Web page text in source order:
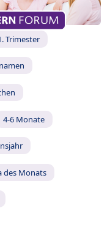
Trimester
4-6 Monate
des Monats